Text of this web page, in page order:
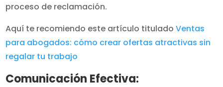
proceso de reclamación.
Aquí te recomiendo este artículo tituladoVentas
para abogados: cómo crear ofertas atractivas sin
regalar tu trabajo
Comunicación Efectiva: